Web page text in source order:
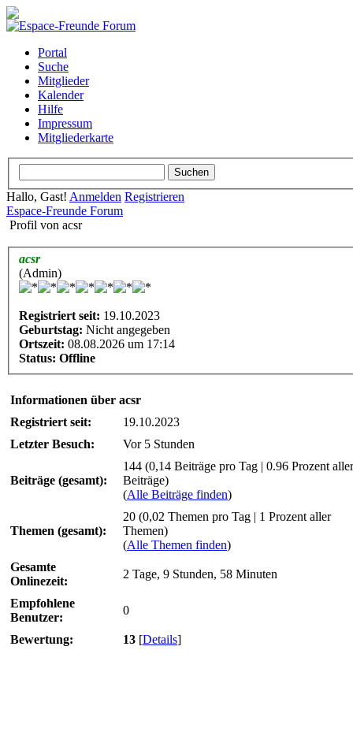
Portal
Suche
Mitglieder
Kalender
Hilfe
Impressum
Mitgliederkarte
Hallo, Gast! Anmelden Registrieren
Espace-Freunde Forum
Profil von acsr
acsr
(Admin)
Registriert seit: 19.10.2023
Geburtstag: Nicht angegeben
Ortszeit: 08.08.2026 um 17:14
Status: Offline
Informationen über acsr
Registriert seit:
19.10.2023
Letzter Besuch:
Vor 5 Stunden
Beiträge (gesamt):
144 (0,14 Beiträge pro Tag | 0.96 Prozent aller
Beiträge)
(Alle Beiträge finden)
Themen (gesamt):
20 (0,02 Themen pro Tag | 1 Prozent aller
Themen)
(Alle Themen finden)
Gesamte
Onlinezeit:
2 Tage, 9 Stunden, 58 Minuten
Empfohlene
Benutzer:
0
Bewertung: 13 [Details]